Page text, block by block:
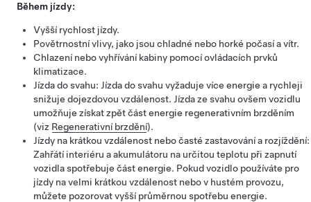
Během jízdy:
Vyšší rychlost jízdy.
Povětrnostní vlivy, jako jsou chladné nebo horké počasí a vítr.
Chlazení nebo vyhřívání kabiny pomocí ovládacích prvků
klimatizace.
Jízda do svahu: Jízda do svahu vyžaduje více energie a rychleji
snižuje dojezdovou vzdálenost. Jízda ze svahu ovšem vozidlu
umožňuje získat zpět část energie regenerativním brzděním
(viz Regenerativní brzdění).
Jízdy na krátkou vzdálenost nebo časté zastavování a rozjíždění:
Zahřátí interiéru a akumulátoru na určitou teplotu při zapnutí
vozidla spotřebuje část energie. Pokud vozidlo používáte pro
jízdy na velmi krátkou vzdálenost nebo v hustém provozu,
můžete pozorovat vyšší průměrnou spotřebu energie.